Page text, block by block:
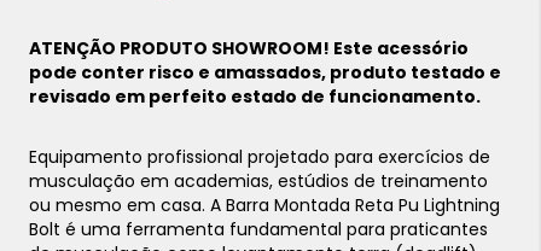
ATENÇÃO PRODUTO SHOWROOM! Este acessório
pode conter risco e amassados, produto testado e
revisado em perfeito estado de funcionamento.
Equipamento profissional projetado para exercícios de
musculação em academias, estúdios de treinamento
ou mesmo em casa. A Barra Montada Reta Pu Lightning
Bolt é uma ferramenta fundamental para praticantes